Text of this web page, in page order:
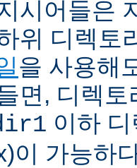
시어들은
위 디렉토
을 사용해
면, 디렉
이하
이 가능하